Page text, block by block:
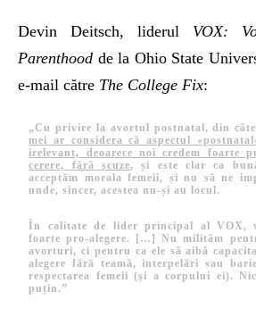
Devin Deitsch, liderul VOX:
Parenthood de la Ohio State
e-mail către The College Fix:
„Cu privire la avortul postnatal, din
mei ar considera că aspectul
irelevant, deoarece noi credem foarte
cerere, fără scuze, și este clar ca
acceptăm morala femeii, și nu să ne
unde, sincer, acestea nu-și au locul.
În calitate de lider principal al VOX,
foarte pro-alegere. […] Nu milităm
avorturi, ci pentru ca ele să aibă
alegere fără teamă, interpelări sau
respectarea femeii (și a corpului ei).
puțin.”